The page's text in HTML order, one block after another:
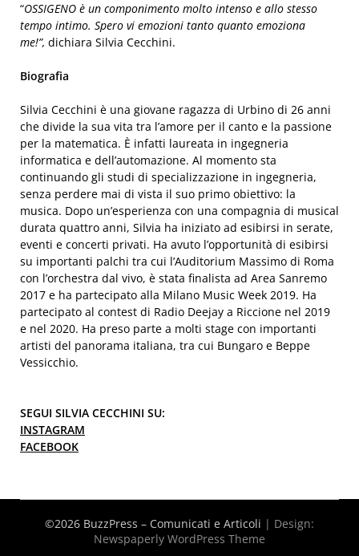
“OSSIGENO è un componimento molto intenso e allo stesso
tempo intimo. Spero vi emozioni tanto quanto emoziona
me!”, dichiara Silvia Cecchini.
Biografia
Silvia Cecchini è una giovane ragazza di Urbino di 26 anni
che divide la sua vita tra l’amore per il canto e la passione
per la matematica. È infatti laureata in ingegneria
informatica e dell’automazione. Al momento sta
continuando gli studi di specializzazione in ingegneria,
senza perdere mai di vista il suo primo obiettivo: la
musica. Dopo un’esperienza con una compagnia di musical
durata quattro anni, Silvia ha iniziato ad esibirsi in serate,
eventi e concerti privati. Ha avuto l’opportunità di esibirsi
su importanti palchi tra cui l’Auditorium Massimo di Roma
con l’orchestra dal vivo, è stata finalista ad Area Sanremo
2017 e ha partecipato alla Milano Music Week 2019. Ha
partecipato al contest di Radio Deejay a Riccione nel 2019
e nel 2020. Ha preso parte a molti stage con importanti
artisti del panorama italiana, tra cui Bungaro e Beppe
Vessicchio.
SEGUI SILVIA CECCHINI SU:
INSTAGRAM
FACEBOOK
©2026 BuzzPress – Comunicati e Articoli | Design:
Newspaperly WordPress Theme